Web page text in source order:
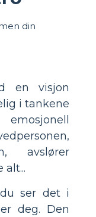
en visjon
i tankene
avslører
alt...
ser det i
deg. Den